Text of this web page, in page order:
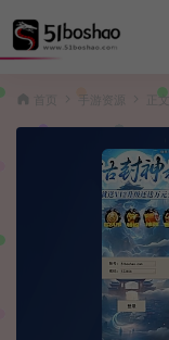
手游资源 正文